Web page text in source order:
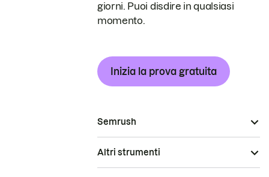
giorni. Puoi disdire in qualsiasi
momento.
Inizia la prova gratuita
Semrush
Altri strumenti